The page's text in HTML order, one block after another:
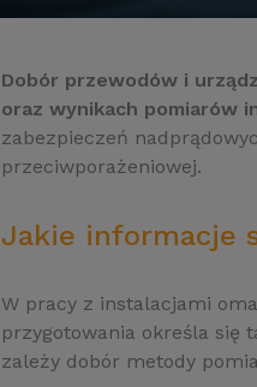
Dobór przewodów i
oraz wynikach pomiarów
zabezpieczeń
przeciwporażeniowej.
Jakie informacje
W pracy z instalacjami
przygotowania określa się
zależy dobór metody